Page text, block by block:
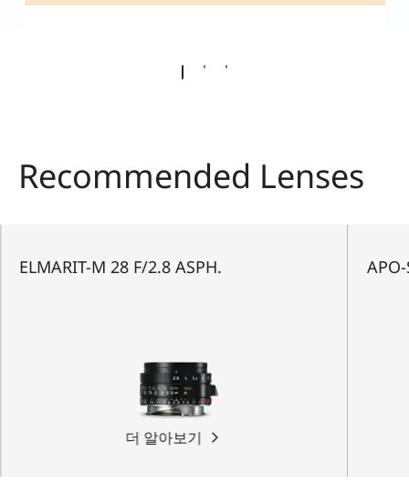
Recommended Lenses
ELMARIT-M 28 F/2.8 ASPH.
더 알아보기